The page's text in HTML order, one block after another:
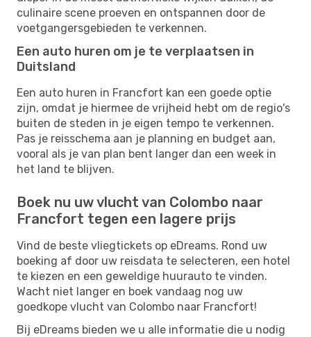
culinaire scene proeven en ontspannen door de
voetgangersgebieden te verkennen.
Een auto huren om je te verplaatsen in
Duitsland
Een auto huren in Francfort kan een goede optie
zijn, omdat je hiermee de vrijheid hebt om de regio's
buiten de steden in je eigen tempo te verkennen.
Pas je reisschema aan je planning en budget aan,
vooral als je van plan bent langer dan een week in
het land te blijven.
Boek nu uw vlucht van Colombo naar
Francfort tegen een lagere prijs
Vind de beste vliegtickets op eDreams. Rond uw
boeking af door uw reisdata te selecteren, een hotel
te kiezen en een geweldige huurauto te vinden.
Wacht niet langer en boek vandaag nog uw
goedkope vlucht van Colombo naar Francfort!
Bij eDreams bieden we u alle informatie die u nodig